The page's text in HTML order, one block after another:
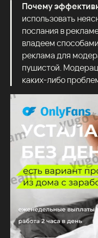
Почему
использовать
послания в
владеем
реклама для
пушистой.
каких-либо